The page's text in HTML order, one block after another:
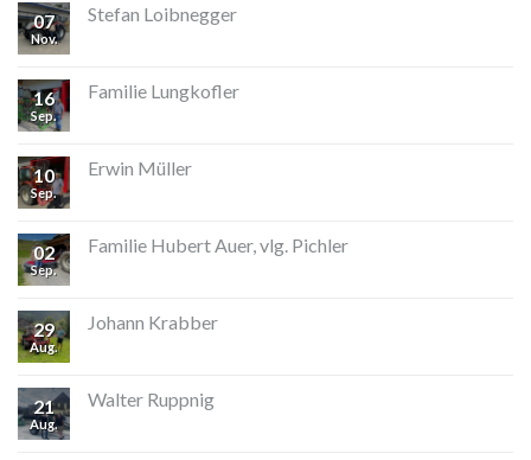
07
Nov.
Stefan Loibnegger
16
Sep.
Familie Lungkofler
10
Sep.
Erwin Müller
02
Sep.
Familie Hubert Auer, vlg. Pichler
29
Aug.
Johann Krabber
21
Aug.
Walter Ruppnig